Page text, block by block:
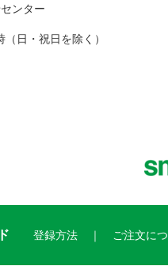
ンター
日・祝日を除く）
登録方法 ご注文に